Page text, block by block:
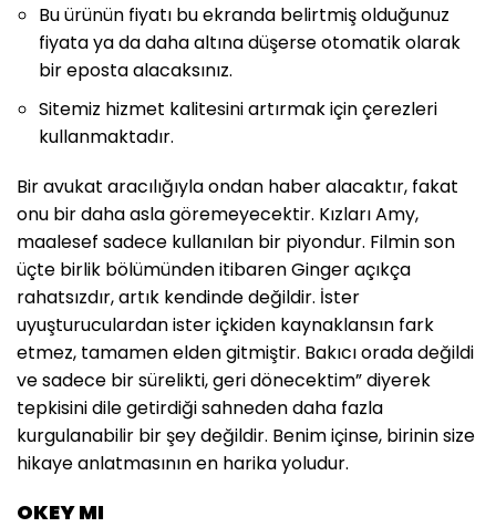
Bu ürünün fiyatı bu ekranda belirtmiş olduğunuz
fiyata ya da daha altına düşerse otomatik olarak
bir eposta alacaksınız.
Sitemiz hizmet kalitesini artırmak için çerezleri
kullanmaktadır.
Bir avukat aracılığıyla ondan haber alacaktır, fakat
onu bir daha asla göremeyecektir. Kızları Amy,
maalesef sadece kullanılan bir piyondur. Filmin son
üçte birlik bölümünden itibaren Ginger açıkça
rahatsızdır, artık kendinde değildir. İster
uyuşturuculardan ister içkiden kaynaklansın fark
etmez, tamamen elden gitmiştir. Bakıcı orada değildi
ve sadece bir sürelikti, geri dönecektim” diyerek
tepkisini dile getirdiği sahneden daha fazla
kurgulanabilir bir şey değildir. Benim içinse, birinin size
hikaye anlatmasının en harika yoludur.
OKEY MI